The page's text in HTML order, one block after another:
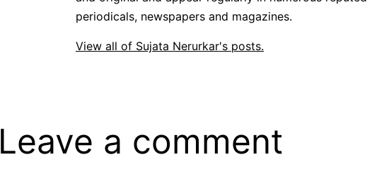
periodicals, newspapers and magazines.
View all of Sujata Nerurkar's posts.
Leave a comment